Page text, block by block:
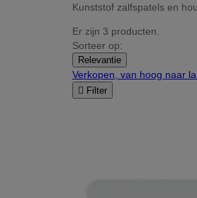
Kunststof zalfspatels en
Er zijn 3 producten.
Sorteer op:
Relevantie
Verkopen, van hoog naar
 Filter